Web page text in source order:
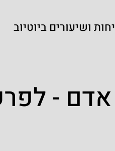
ושיעורים ביוטיוב
אדם -